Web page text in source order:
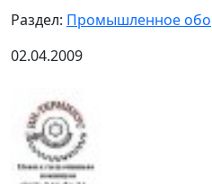
Раздел: Промышленное
02.04.2009